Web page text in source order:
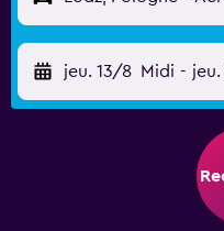
jeu. 13/8 Midi -